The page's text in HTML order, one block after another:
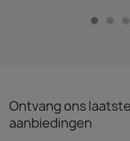
Ontvang ons
aanbiedingen